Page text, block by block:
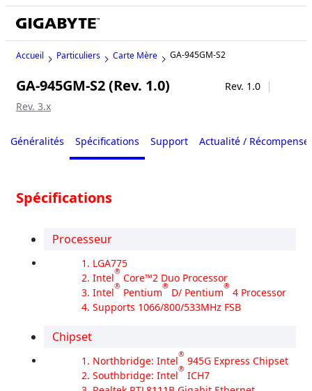
Accueil Particuliers Carte Mère GA-945GM-S2
GA-945GM-S2 (Rev. 1.0)
Rev. 1.0
Rev. 3.x
Généralités Spécifications Support Actualité /
Spécifications
Processeur
LGA775
Intel® Core™2 Duo Processor
Intel® Pentium® D/ Pentium® 4 Processor
Supports 1066/800/533MHz FSB
Chipset
Northbridge: Intel® 945G Express Chipset
Southbridge: Intel® ICH7